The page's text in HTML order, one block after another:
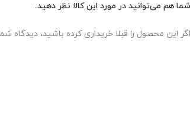
شما هم می‌توانید در مورد این کالا نظر دهید.
اگر این محصول را قبلا خریداری کرده باشید، دیدگاه